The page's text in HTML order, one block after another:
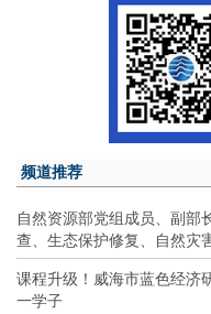
频道推荐
自然资源部党组成员、副部
查、生态保护修复、自然灾
课程升级！威海市蓝色经济
一学子